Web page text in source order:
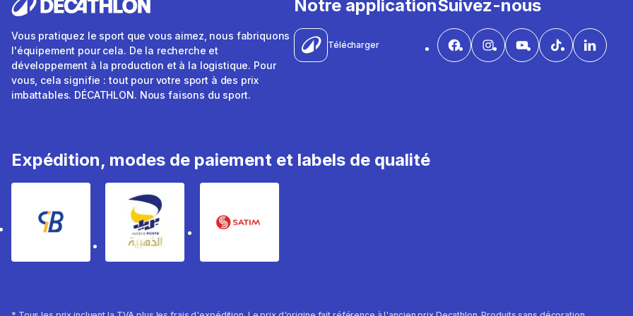
Vous pratiquez le sport que vous aimez, nous fabriquons
l'équipement pour cela. De la recherche et
développement à la production et à la logistique. Pour
vous, cela signifie : tout pour votre sport à des prix
imbattables. DÉCATHLON. Nous faisons du sport.
Notre application
Télécharger
Suivez-nous
Expédition, modes de paiement et labels de qualité